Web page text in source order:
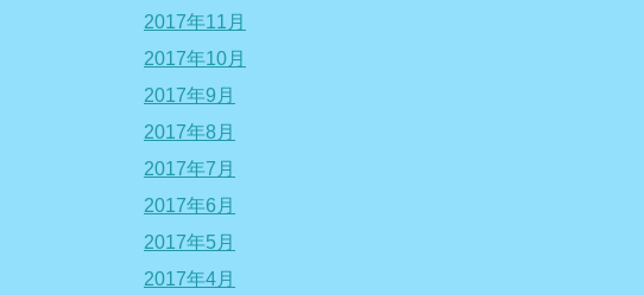
2017年11月
2017年10月
2017年9月
2017年8月
2017年7月
2017年6月
2017年5月
2017年4月